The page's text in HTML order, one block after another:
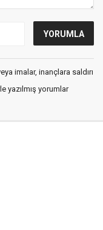
imalar, inançlara saldırı
yazılmış yorumlar